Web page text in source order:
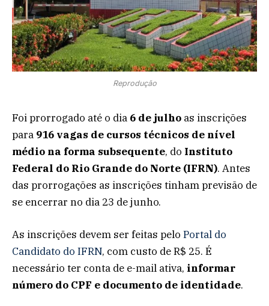
Reprodução
Foi prorrogado até o dia 6 de julho as inscrições
para 916 vagas de cursos técnicos de nível
médio na forma subsequente, do Instituto
Federal do Rio Grande do Norte (IFRN). Antes
das prorrogações as inscrições tinham previsão de
se encerrar no dia 23 de junho.
As inscrições devem ser feitas pelo Portal do
Candidato do IFRN, com custo de R$ 25. É
necessário ter conta de e-mail ativa, informar
número do CPF e documento de identidade.